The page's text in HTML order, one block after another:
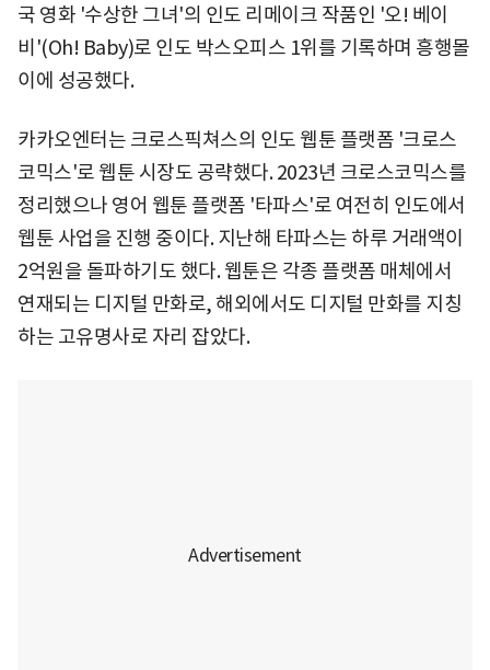
국 영화 '수상한 그녀'의 인도 리메이크 작품인 '오! 베이
비'(Oh! Baby)로 인도 박스오피스 1위를 기록하며 흥행몰
이에 성공했다.
카카오엔터는 크로스픽쳐스의 인도 웹툰 플랫폼 '크로스
코믹스'로 웹툰 시장도 공략했다. 2023년 크로스코믹스를
정리했으나 영어 웹툰 플랫폼 '타파스'로 여전히 인도에서
웹툰 사업을 진행 중이다. 지난해 타파스는 하루 거래액이
2억원을 돌파하기도 했다. 웹툰은 각종 플랫폼 매체에서
연재되는 디지털 만화로, 해외에서도 디지털 만화를 지칭
하는 고유명사로 자리 잡았다.